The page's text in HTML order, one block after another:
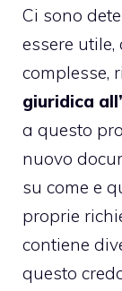
Ci sono
essere
complesse,
giuridica
a questo
nuovo
su come e
proprie
contiene
questo